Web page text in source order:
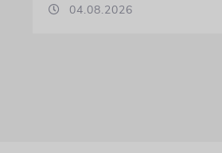
04.08.2026